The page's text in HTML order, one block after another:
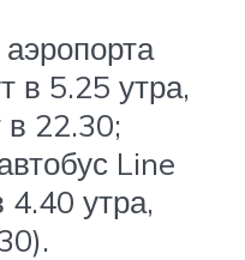
в 5.25 утра,
в 22.30;
Line
4.40 утра,